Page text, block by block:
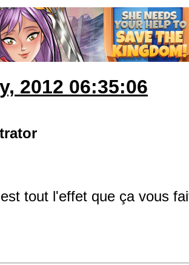
2012 06:35:06
tout l'effet que ça vous